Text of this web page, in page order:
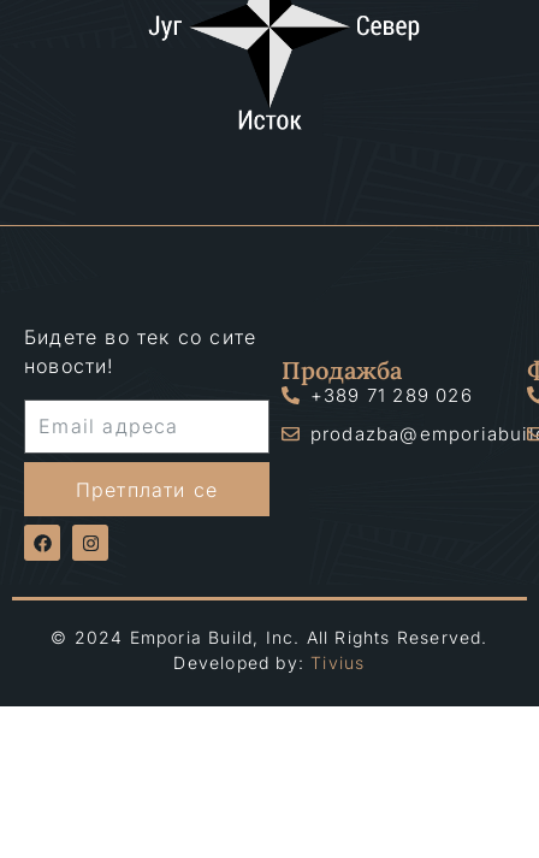
Бидете во тек со сите
новости!
Претплати се
Продажба
+389 71 289 026
© 2024 Emporia Build, Inc. All Rights Reserved.
Developed by:Tivius